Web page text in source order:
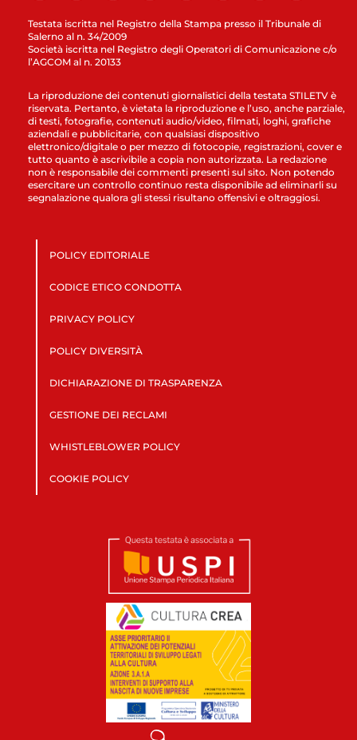
Testata iscritta nel Registro della Stampa presso il Tribunale di
Salerno al n. 34/2009
Società iscritta nel Registro degli Operatori di Comunicazione c/o
l’AGCOM al n. 20133
La riproduzione dei contenuti giornalistici della testata STILETV è
riservata. Pertanto, è vietata la riproduzione e l’uso, anche parziale,
di testi, fotografie, contenuti audio/video, filmati, loghi, grafiche
aziendali e pubblicitarie, con qualsiasi dispositivo
elettronico/digitale o per mezzo di fotocopie, registrazioni, cover e
tutto quanto è ascrivibile a copia non autorizzata. La redazione
non è responsabile dei commenti presenti sul sito. Non potendo
esercitare un controllo continuo resta disponibile ad eliminarli su
segnalazione qualora gli stessi risultano offensivi e oltraggiosi.
POLICY EDITORIALE
CODICE ETICO CONDOTTA
PRIVACY POLICY
POLICY DIVERSITÀ
DICHIARAZIONE DI TRASPARENZA
GESTIONE DEI RECLAMI
WHISTLEBLOWER POLICY
COOKIE POLICY